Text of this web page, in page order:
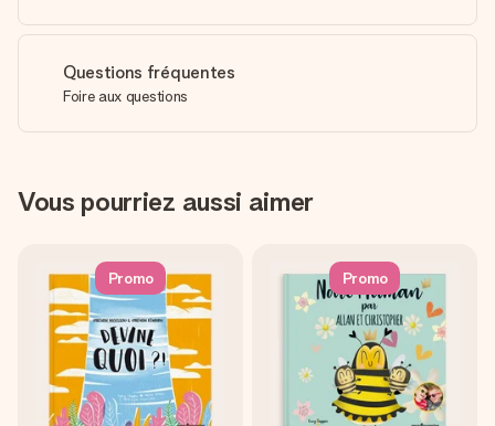
Questions fréquentes
Foire aux questions
Vous pourriez aussi aimer
Promo Promo